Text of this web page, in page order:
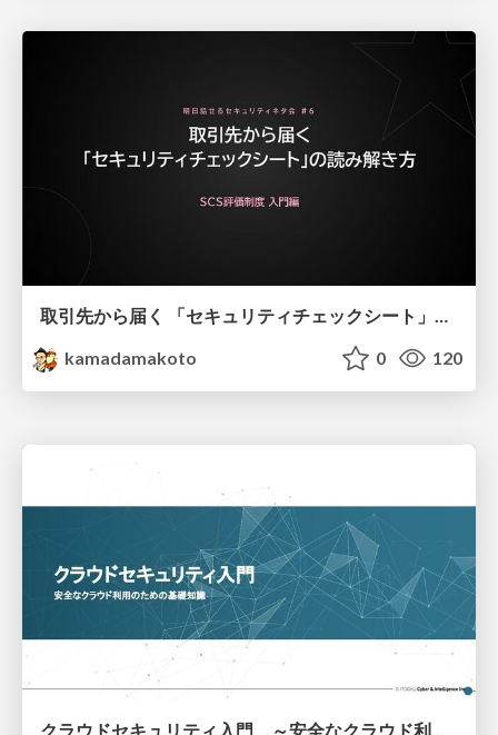
取引先から届く 「セキュリティチェックシート」の読み解き方
kamadamakoto
0 120